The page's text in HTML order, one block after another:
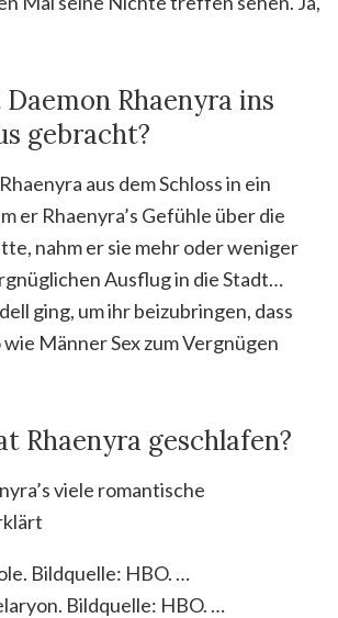
Rhaenyra ins
gebracht?
aus dem Schloss in ein
er Rhaenyra’s Gefühle über die
nahm er sie mehr oder weniger
Ausflug in die Stadt…
ging, um ihr beizubringen, dass
Männer Sex zum Vergnügen
Rhaenyra geschlafen?
viele romantische
Bildquelle: HBO. …
Bildquelle: HBO. …